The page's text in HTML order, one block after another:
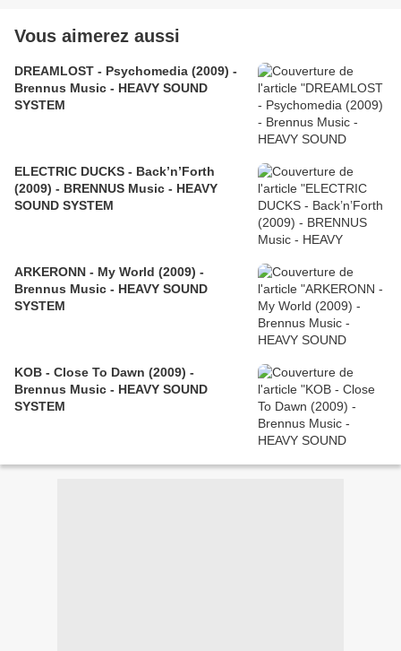
Vous aimerez aussi
DREAMLOST - Psychomedia (2009) -
Brennus Music - HEAVY SOUND
SYSTEM
ELECTRIC DUCKS - Back’n’Forth
(2009) - BRENNUS Music - HEAVY
SOUND SYSTEM
ARKERONN - My World (2009) -
Brennus Music - HEAVY SOUND
SYSTEM
KOB - Close To Dawn (2009) -
Brennus Music - HEAVY SOUND
SYSTEM